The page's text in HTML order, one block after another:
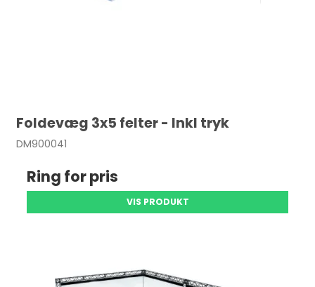
Foldevæg 3x5 felter - Inkl tryk
DM900041
Ring for pris
VIS PRODUKT